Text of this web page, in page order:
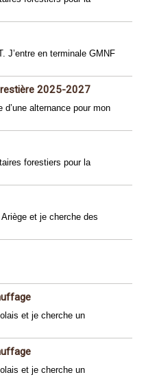
J’entre en terminale GMNF
2025-2027
alternance pour mon
forestiers pour la
et je cherche des
et je cherche un
et je cherche un